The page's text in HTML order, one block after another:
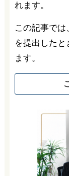
れます。
この記事で
を提出した
ます。